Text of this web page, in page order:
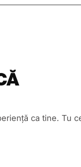
ca tine. Tu